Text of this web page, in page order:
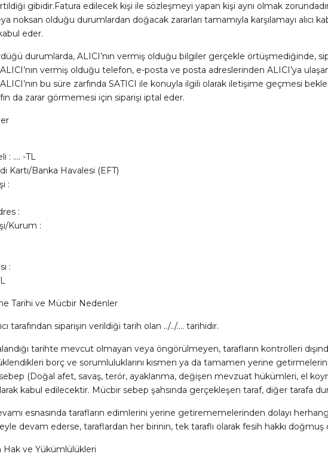
gibidir.Fatura edilecek kişi ile sözleşmeyi yapan kişi aynı olmak
noksan olduğu durumlardan doğacak zararları tamamıyla karşılamayı
eder.
durumlarda, ALICI’nın vermiş olduğu bilgiler gerçekle örtüşmediğinde,
vermiş olduğu telefon, e-posta ve posta adreslerinden ALICI’ya
bu süre zarfında SATICI ile konuyla ilgili olarak iletişime geçmesi
da zarar görmemesi için siparişi iptal eder.
: …. -TL
Kartı/Banka Havalesi (EFT)
:
:
Kurum :
:
Tarihi ve Mücbir Nedenler
tarafından siparişin verildiği tarih olan ../../…. tarihidir.
tarihte mevcut olmayan veya öngörülmeyen, tarafların kontrolleri
borç ve sorumluluklarını kısmen ya da tamamen yerine
(Doğal afet, savaş, terör, ayaklanma, değişen mevzuat hükümleri, el
kabul edilecektir. Mücbir sebep şahsında gerçekleşen taraf, diğer tarafa
esnasında tarafların edimlerini yerine getirememelerinden dolayı
devam ederse, taraflardan her birinin, tek taraflı olarak fesih hakkı doğmuş
Hak ve Yükümlülükleri